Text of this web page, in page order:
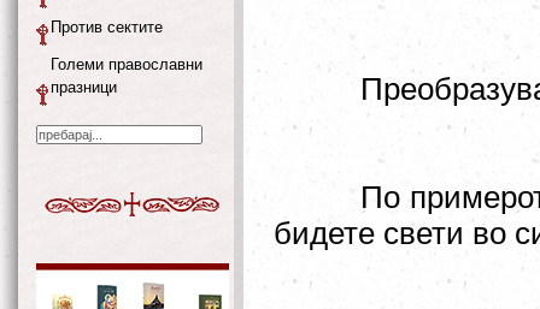
По
бидете свети во
Против сектите
Големи православни
празници